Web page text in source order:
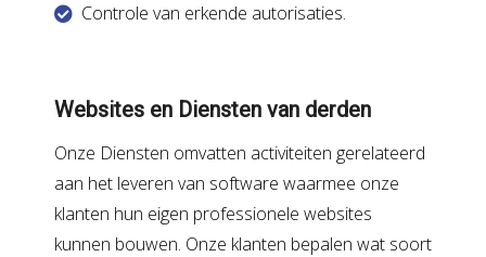
Controle van erkende autorisaties.
Websites en Diensten van derden
Onze Diensten omvatten activiteiten gerelateerd
aan het leveren van software waarmee onze
klanten hun eigen professionele websites
kunnen bouwen. Onze klanten bepalen wat soort